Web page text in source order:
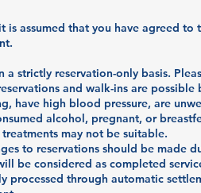
is assumed that you have agreed
a strictly reservation-only basis.
and walk-ins are
have high blood pressure, are
alcohol, pregnant, or
may not be suitable.
to reservations should be made
be considered as completed
processed through automatic